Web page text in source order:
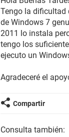
Tengo la dificultad
de Windows 7
2011 lo instala
tengo los
ejecuto un
Agradeceré el
Compartir
Consulta también: